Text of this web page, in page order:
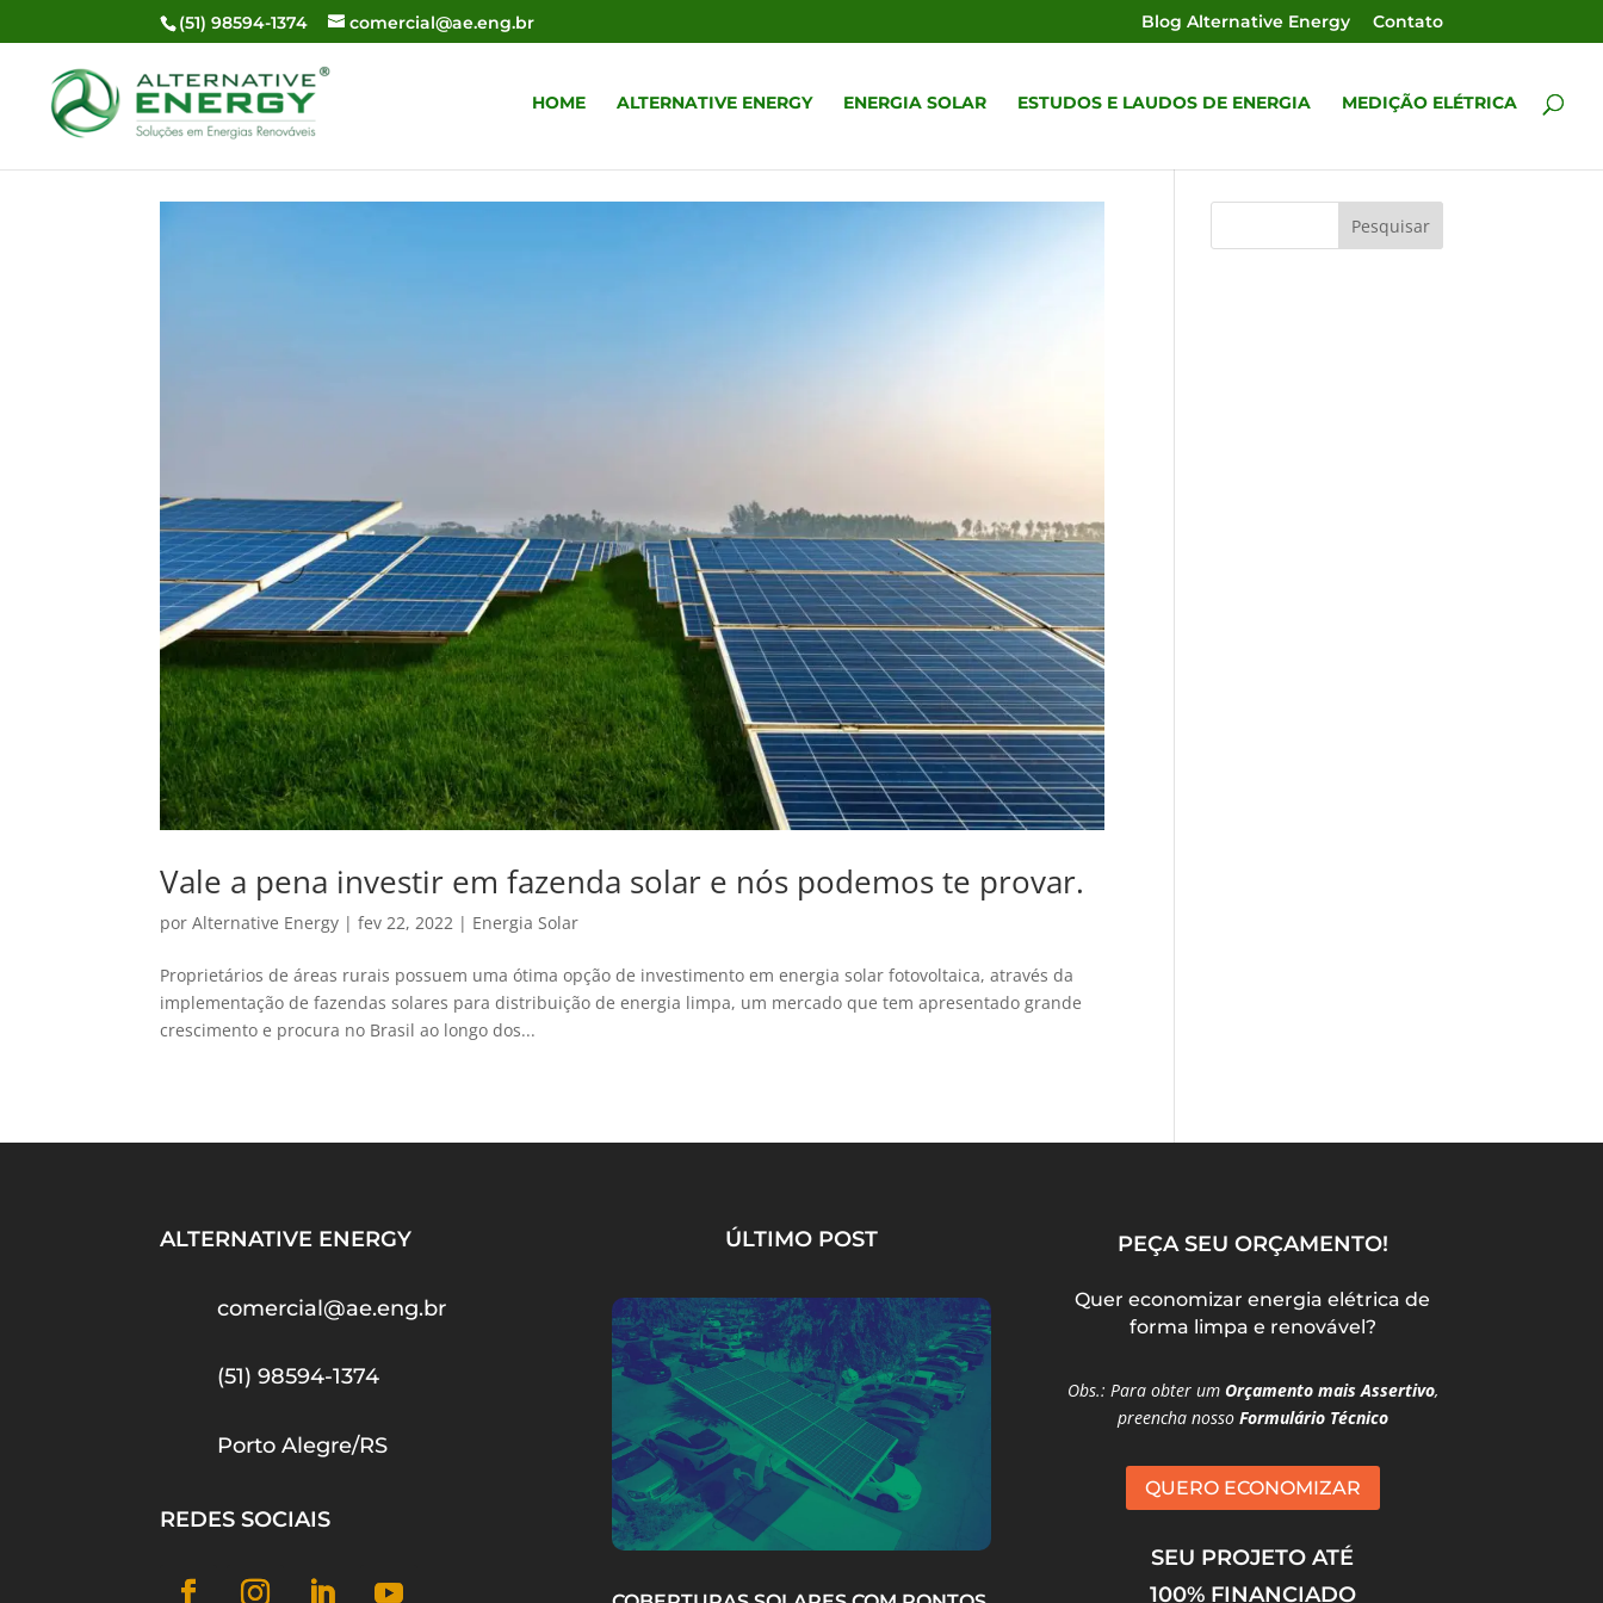
(51) 98594-1374 comercial@ae.eng.br Blog Alternative Energy Contato
HOME ALTERNATIVE ENERGY ENERGIA SOLAR ESTUDOS E LAUDOS DE ENERGIA MEDIÇÃO ELÉTRICA
Vale a pena investir em fazenda solar e nós podemos te provar.
porAlternative Energy |fev 22, 2022 | Energia Solar
Proprietários de áreas rurais possuem uma ótima opção de investimento em energia solar fotovoltaica, através da
implementação de fazendas solares para distribuição de energia limpa, um mercado que tem apresentado grande
crescimento e procura no Brasil ao longo dos...
ALTERNATIVE ENERGY
comercial@ae.eng.br
(51) 98594-1374
Porto Alegre/RS
REDES SOCIAIS
ÚLTIMO POST PEÇA SEU ORÇAMENTO!
Quer economizar energia elétrica de
forma limpa e renovável?
Obs.: Para obter umOrçamento mais Assertivo,
preencha nosso Formulário Técnico
QUERO ECONOMIZAR
SEU PROJETO ATÉ
100% FINANCIADO